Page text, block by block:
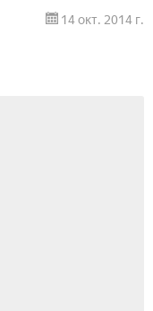
14 окт. 2014 г.